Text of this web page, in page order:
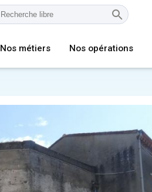
Nos métiers Nos opérations